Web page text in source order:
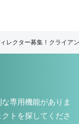
レクター募集！クライア
専用機能がありま
トを探してくださ